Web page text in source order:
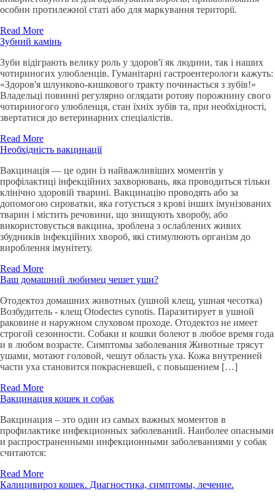
особин протилежної статі або для маркування території.
Read More
Зубний камінь
Зуби відіграють велику роль у здоров'ї як людини, так і наших
чотириногих улюбленців. Гуманітарні гастроентерологи кажуть:
«Здоров'я шлунково-кишкового тракту починається з зубів!»
Владельці повинні регулярно оглядати ротову порожнину свого
чотириногого улюбленця, стан їхніх зубів та, при необхідності,
звертатися до ветеринарних спеціалістів.
Read More
Необхідність вакцинації
Вакцинація — це один із найважливіших моментів у
профілактиці інфекційних захворювань, яка проводиться тільки
клінічно здоровій тварині. Вакцинацію проводять або за
допомогою сироватки, яка готується з крові інших імунізованих
тварин і містить речовини, що знищують хворобу, або
використовується вакцина, зроблена з ослаблених живих
збудників інфекційних хвороб, які стимулюють організм до
вироблення імунітету.
Read More
Ваш домашний любимец чешет уши?
Отодектоз домашних животных (ушной клещ, ушная чесотка)
Возбудитель - клещ Otodectes cynotis. Паразитирует в ушной
раковине и наружном слуховом проходе. Отодектоз не имеет
строгой сезонности. Собаки и кошки болеют в любое время года
и в любом возрасте. Симптомы заболевания Животные трясут
ушами, мотают головой, чешут область уха. Кожа внутренней
части уха становится покрасневшей, с повышением […]
Read More
Вакцинация кошек и собак
Вакцинация – это один из самых важных моментов в
профилактике инфекционных заболеваний. Наиболее опасными
и распространенными инфекционными заболеваниями у собак
считаются:
Read More
Калицивироз кошек. Диагностика, симптомы, лечение.